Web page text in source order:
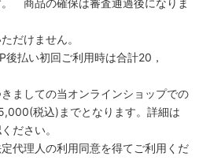
商品の確保は審査通過後になりま
だけません。
払い初回ご利用時は合計20，
ましての当オンラインショップでの
税込)までとなります。詳細は
ださい。
代理人の利用同意を得てご利用くだ